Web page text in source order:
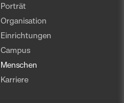
Porträt
Organisation
Einrichtungen
Campus
Menschen
Karriere